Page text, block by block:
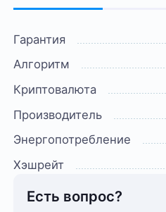
Гарантия
Алгоритм
Криптовалюта
Производитель
Энергопотребление
Хэшрейт
Есть вопрос?